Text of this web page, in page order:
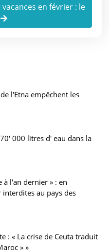
en février : le
l'Etna empêchent les
000 litres d' eau dans la
l'an dernier » : en
au pays des
: « La crise de Ceuta traduit
» »